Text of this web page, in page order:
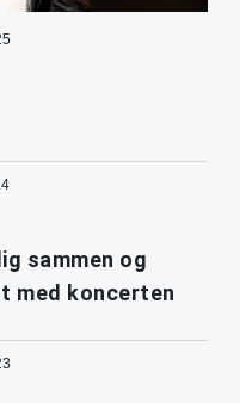
sammen og
med koncerten